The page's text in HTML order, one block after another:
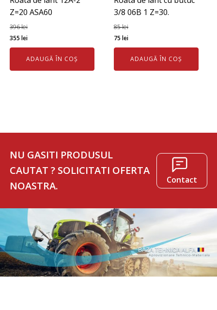
Z=20 ASA60
396lei
Prețul
inițial
fost:
355 leiPrețul
curent
este:
355 lei.
ADAUGĂ ÎN COȘ
3/8 06B 1 Z=30.
85lei
Prețul
inițial
fost:
75leiPrețul
curent
este:
75 lei.
ADAUGĂ ÎN COȘ
NU GASITI PRODUSUL
CAUTAT ? SOLICITATI OFERTA
NOASTRA.
Contact